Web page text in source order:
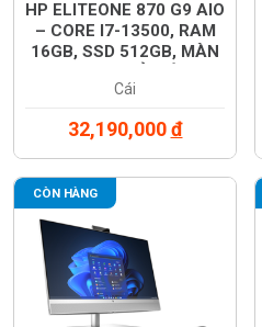
HP ELITEONE 870 G9 AIO
– CORE I7-13500, RAM
16GB, SSD 512GB, MÀN
WINDOWS 11, BẠC
Cái
32,190,000đ
CÒN HÀNG